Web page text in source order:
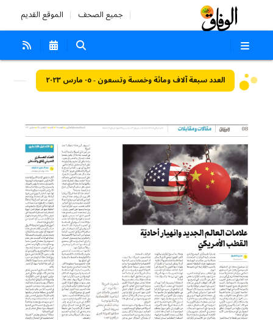
جميع الصحف الموقع القديم
العدد سبعة آلاف ومائة وخمسة وتسعون - ٠٥ مارس ٢٠٢٣